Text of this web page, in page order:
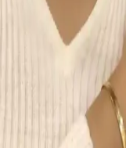
Saçlar İçin
İpuçları
şampuan, doğal
tutar, kullanım
renk ve kalıcılık